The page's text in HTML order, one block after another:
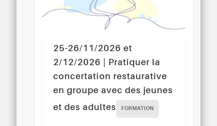
25-26/11/2026 et
2/12/2026 | Pratiquer la
concertation restaurative
en groupe avec des jeunes
et des adultes
FORMATION